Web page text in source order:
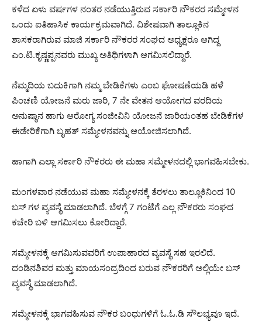
ಕಳೆದ ಏಳು ವರ್ಷಗಳ ನಂತರ ನಡೆಯುತ್ತಿರುವ ಸರ್ಕಾರಿ ನೌಕರರ ಸಮ್ಮೇಳನ
ಒಂದು ಐತಿಹಾಸಿಕ ಕಾರ್ಯಕ್ರಮವಾಗಿದೆ. ವಿಶೇಷವಾಗಿ ತಾಲ್ಲೂಕಿನ
ಶಾಸಕರಾಗಿರುವ ಮಾಜಿ ಸರ್ಕಾರಿ ನೌಕರರ ಸಂಘದ ಅಧ್ಯಕ್ಷರೂ ಆಗಿದ್ದ
ಎಂ.ಟಿ.ಕೃಷ್ಣಪ್ಪನವರು ಮುಖ್ಯ ಅತಿಥಿಗಳಾಗಿ ಆಗಮಿಸಲಿದ್ದಾರೆ.
ನೆಮ್ಮದಿಯ ಬದುಕಿಗಾಗಿ ನಮ್ಮ ಬೇಡಿಕೆಗಳು ಎಂಬ ಘೋಷಣೆಯಡಿ ಹಳೆ
ಪಿಂಚಣಿ ಯೋಜನೆ ಮರು ಜಾರಿ, 7 ನೇ ವೇತನ ಆಯೋಗದ ವರದಿಯ
ಅನುಷ್ಠಾನ ಹಾಗು ಆರೋಗ್ಯ ಸಂಜೀವಿನಿ ಯೋಜನೆ ಜಾರಿಯಂತಹ ಬೇಡಿಕೆಗಳ
ಈಡೇರಿಕೆಗಾಗಿ ಬೃಹತ್ ಸಮ್ಮೇಳನವನ್ನು ಆಯೋಜಿಸಲಾಗಿದೆ.
ಹಾಗಾಗಿ ಎಲ್ಲಾ ಸರ್ಕಾರಿ ನೌಕರರು ಈ ಮಹಾ ಸಮ್ಮೇಳನದಲ್ಲಿ ಭಾಗವಹಿಸಬೇಕು.
ಮಂಗಳವಾರ ನಡೆಯುವ ಮಹಾ ಸಮ್ಮೇಳನಕ್ಕೆ ತೆರಳಲು ತಾಲ್ಲೂಕಿನಿಂದ 10
ಬಸ್ ಗಳ ವ್ಯವಸ್ಥೆ ಮಾಡಲಾಗಿದೆ. ಬೆಳಗ್ಗೆ 7 ಗಂಟೆಗೆ ಎಲ್ಲ ನೌಕರರು ಸಂಘದ
ಕಚೇರಿ ಬಳಿ ಆಗಮಿಸಲು ಕೋರಿದ್ದಾರೆ.
ಸಮ್ಮೇಳನಕ್ಕೆ ಆಗಮಿಸುವವರಿಗೆ ಉಪಾಹಾರದ ವ್ಯವಸ್ಥೆ ಸಹ ಇರಲಿದೆ.
ದಂಡಿನಶಿವರ ಮತ್ತು ಮಾಯಸಂದ್ರದಿಂದ ಬರುವ ನೌಕರರಿಗೆ ಅಲ್ಲಿಯೇ ಬಸ್
ವ್ಯವಸ್ಥೆ ಮಾಡಲಾಗಿದೆ.
ಸಮ್ಮೇಳನಕ್ಕೆ ಭಾಗವಹಿಸುವ ನೌಕರ ಬಂಧುಗಳಿಗೆ ಓ.ಓ.ಡಿ ಸೌಲಭ್ಯವೂ ಇದೆ.